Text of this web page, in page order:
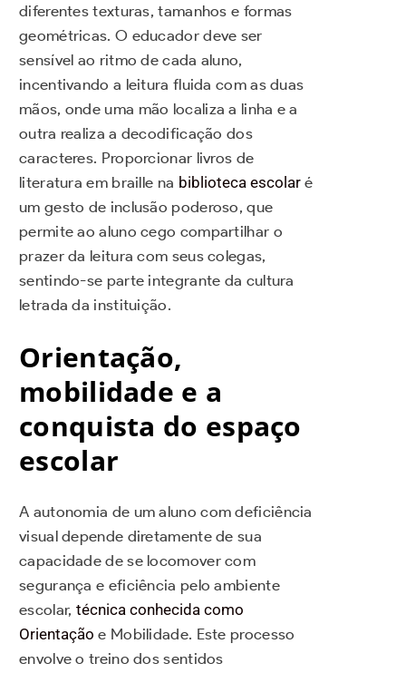
diferentes texturas, tamanhos e formas
geométricas. O educador deve ser
sensível ao ritmo de cada aluno,
incentivando a leitura fluida com as duas
mãos, onde uma mão localiza a linha e a
outra realiza a decodificação dos
caracteres. Proporcionar livros de
literatura em braille na biblioteca escolaré
um gesto de inclusão poderoso, que
permite ao aluno cego compartilhar o
prazer da leitura com seus colegas,
sentindo-se parte integrante da cultura
letrada da instituição.
Orientação,
mobilidade e a
conquista do espaço
escolar
A autonomia de um aluno com deficiência
visual depende diretamente de sua
capacidade de se locomover com
segurança e eficiência pelo ambiente
escolar, técnica conhecida como
Orientação e Mobilidade. Este processo
envolve o treino dos sentidos